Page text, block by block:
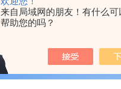
来自局域网的朋友！有什么可
帮助您的吗？